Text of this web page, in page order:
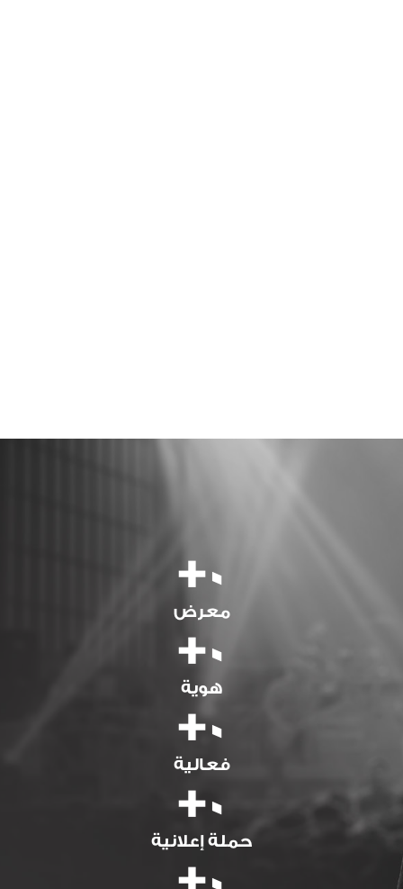
معرض
0
+
هوية
0
+
فعالية
0
+
حملة إعلانية
0
+